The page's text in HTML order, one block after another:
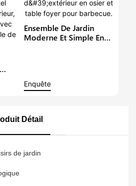
Ensemble De Jardin
Moderne Et Simple En
Enquête
Détail
de jardin